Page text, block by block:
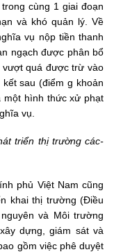
cùng 1 giai đoạn
và khó quản lý. Về
vụ nộp tiền thanh
ngạch được phân bổ
vượt quá được trừ vào
sau (điểm g khoản
một hình thức xử phạt
vụ.
triển thị trường các-
phủ Việt Nam cũng
khai thị trường (Điều
và Môi trường
dựng, giám sát và
gồm việc phê duyệt